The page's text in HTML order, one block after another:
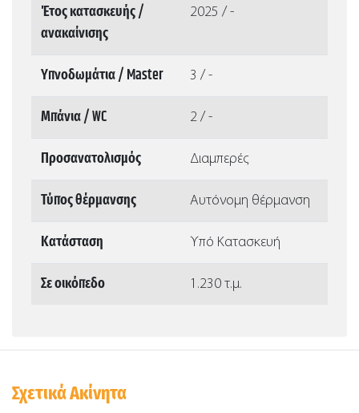
Έτος κατασκευής /
ανακαίνισης
2025 / -
Υπνοδωμάτια / Master 3 / -
Μπάνια / WC 2 / -
Προσανατολισμός Διαμπερές
Τύπος θέρμανσης Αυτόνομη θέρμανση
Κατάσταση Υπό Κατασκευή
Σε οικόπεδο 1.230 τ.μ.
Σχετικά Ακίνητα